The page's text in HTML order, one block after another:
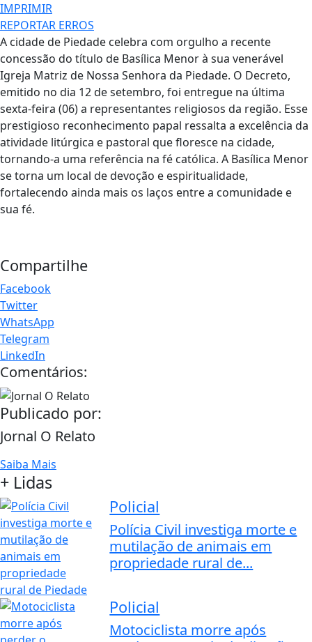
IMPRIMIR
REPORTAR ERROS
A cidade de Piedade celebra com orgulho a recente
concessão do título de Basílica Menor à sua venerável
Igreja Matriz de Nossa Senhora da Piedade. O Decreto,
emitido no dia 12 de setembro, foi entregue na última
sexta-feira (06) a representantes religiosos da região. Esse
prestigioso reconhecimento papal ressalta a excelência da
atividade litúrgica e pastoral que floresce na cidade,
tornando-a uma referência na fé católica. A Basílica Menor
se torna um local de devoção e espiritualidade,
fortalecendo ainda mais os laços entre a comunidade e
sua fé.
Compartilhe
Facebook
Twitter
WhatsApp
Telegram
LinkedIn
Comentários:
Publicado por:
Jornal O Relato
Saiba Mais
+ Lidas
Policial
Polícia Civil investiga morte e
mutilação de animais em
propriedade rural de...
Policial
Motociclista morre após